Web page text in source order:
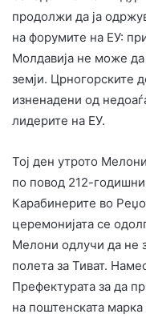
продолжи да ја
на форумите на ЕУ:
Молдавија не може
земји. Црногорските
изненадени од
лидерите на ЕУ.
Тој ден утрото
по повод 212-
Карабинерите во
церемонијата се
Мелони одлучи да не
полета за Тиват.
Префектурата за да
на поштенската